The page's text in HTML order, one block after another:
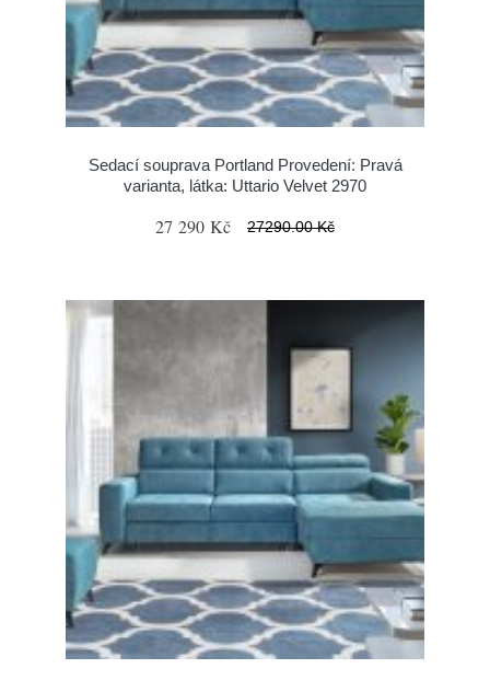
Sedací souprava Portland Provedení: Pravá
varianta, látka: Uttario Velvet 2970
27 290 Kč 27290.00 Kč